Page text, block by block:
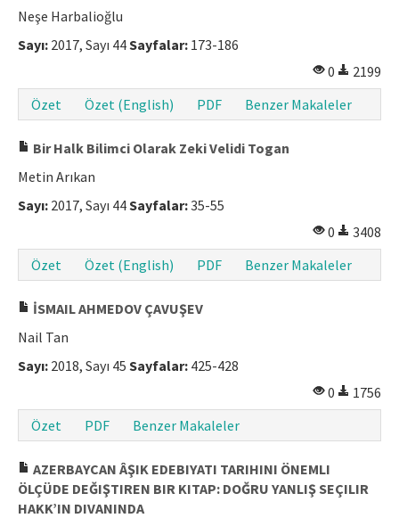
Neşe Harbalioğlu
Sayı: 2017, Sayı 44Sayfalar: 173-186
0
2199
Özet
Özet (English) PDF Benzer Makaleler
Bir Halk Bilimci Olarak Zeki Velidi Togan
Metin Arıkan
Sayı: 2017, Sayı 44Sayfalar:35-55
0
3408
Özet
Özet (English) PDF Benzer Makaleler
İSMAIL AHMEDOV ÇAVUŞEV
Nail Tan
Sayı: 2018, Sayı 45 Sayfalar: 425-428
0
1756
Özet
PDF Benzer Makaleler
AZERBAYCAN ÂŞIK EDEBIYATI TARIHINI ÖNEMLI
ÖLÇÜDE DEĞIŞTIREN BIR KITAP: DOĞRU YANLIŞ SEÇILIR
HAKK’IN DIVANINDA